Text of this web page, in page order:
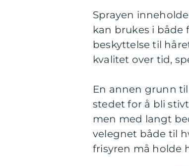
Sprayen
kan brukes i både
beskyttelse til
kvalitet over tid,
En annen grunn
stedet for å bli
men med langt
velegnet både til
frisyren må holde